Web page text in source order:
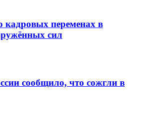
кадровых переменах в
сил
сообщило, что сожгли в